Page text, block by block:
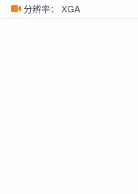
分辨率： XGA